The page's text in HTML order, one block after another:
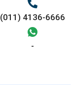
(011) 4136-6666
-